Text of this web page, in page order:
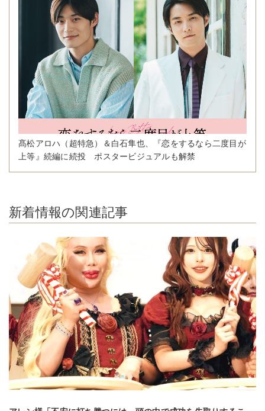
髙松アロハ（超特急）＆白石隼也、『恋をするなら二度目が
上等』続編に続投 ポスタービジュアルも解禁
新着情報の関連記事